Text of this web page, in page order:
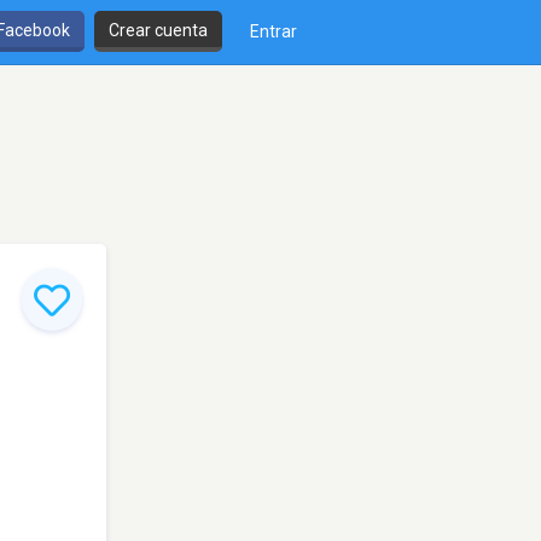
Crear cuenta Entrar